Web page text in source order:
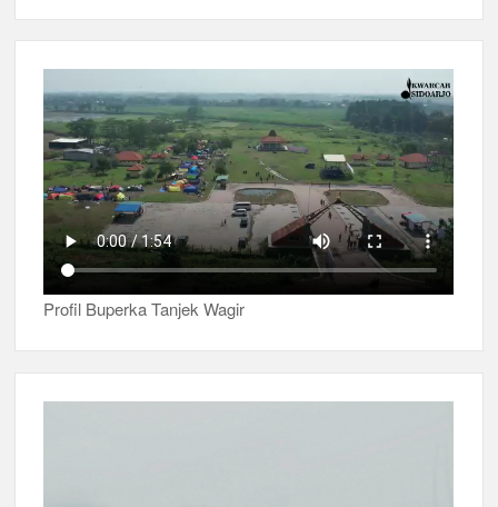
Profil Buperka Tanjek Wagir